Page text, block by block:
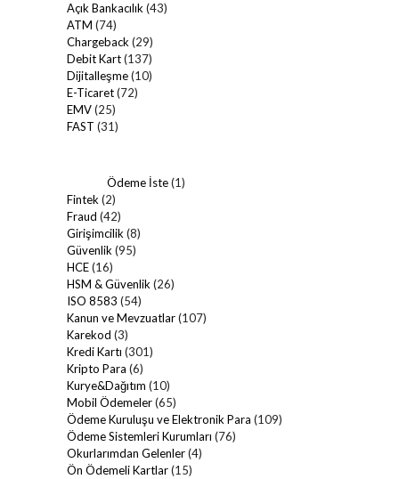
Açık Bankacılık(43)
ATM (74)
Chargeback(29)
Debit Kart(137)
Dijitalleşme(10)
E-Ticaret(72)
EMV(25)
FAST (31)
Ödeme İste(1)
Fintek(2)
Fraud (42)
Girişimcilik(8)
Güvenlik(95)
HCE(16)
HSM & Güvenlik(26)
ISO 8583 (54)
Kanun ve Mevzuatlar(107)
Karekod (3)
Kredi Kartı (301)
Kripto Para (6)
Kurye&Dağıtım (10)
Mobil Ödemeler(65)
Ödeme Kuruluşu ve Elektronik Para (109)
Ödeme Sistemleri Kurumları (76)
Okurlarımdan Gelenler(4)
Ön Ödemeli Kartlar(15)